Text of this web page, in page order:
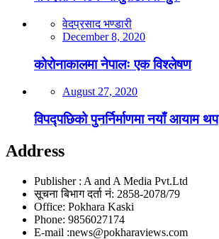
वेदप्रसाद भण्डारी
December 8, 2020
कोरोनाकालमा नेपालः एक विश्लेषण
August 27, 2020
विपद्पछिको पुनर्निर्माणमा नयाँ आयाम थप
Address
Publisher : A and A Media Pvt.Ltd
सूचना बिभाग दर्ता नं: 2858-2078/79
Office: Pokhara Kaski
Phone: 9856027174
E-mail :news@pokharaviews.com